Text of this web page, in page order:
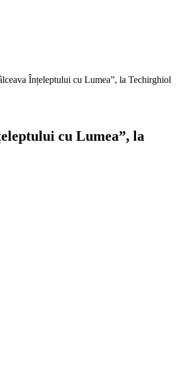
Înțeleptului cu Lumea”, la Techirghiol
cu Lumea”, la